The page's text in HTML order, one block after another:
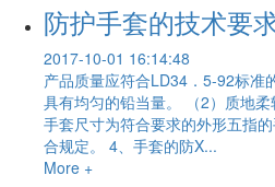
防护手套的技术要
2017-10-01 16:14:48
产品质量应符合LD34．5-92标准
具有均匀的铅当量。 （2）质地柔
手套尺寸为符合要求的外形五指
合规定。 4、手套的防X...
More +